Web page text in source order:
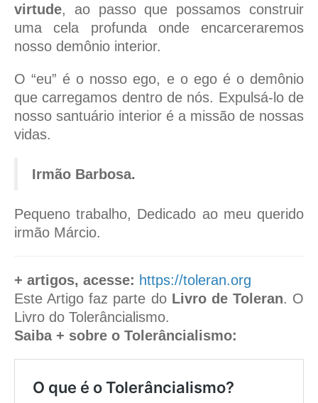
virtude, ao passo que possamos construir
uma cela profunda onde encarceraremos
nosso demônio interior.
O “eu” é o nosso ego, e o ego é o demônio
que carregamos dentro de nós. Expulsá-lo de
nosso santuário interior é a missão de nossas
vidas.
Irmão Barbosa.
Pequeno trabalho, Dedicado ao meu querido
irmão Márcio.
+ artigos, acesse: https://toleran.org
Este Artigo faz parte do Livro de Toleran. O
Livro do Tolerâncialismo.
Saiba + sobre o Tolerâncialismo:
O que é o Tolerâncialismo?